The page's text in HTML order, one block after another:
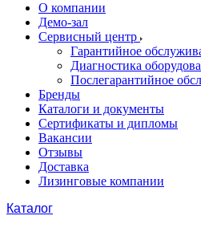
О компании
Демо-зал
Сервисный центр
Гарантийное
Диагностика
Послегарантийное
Бренды
Каталоги и документы
Сертификаты и дипломы
Вакансии
Отзывы
Доставка
Лизинговые компании
Каталог